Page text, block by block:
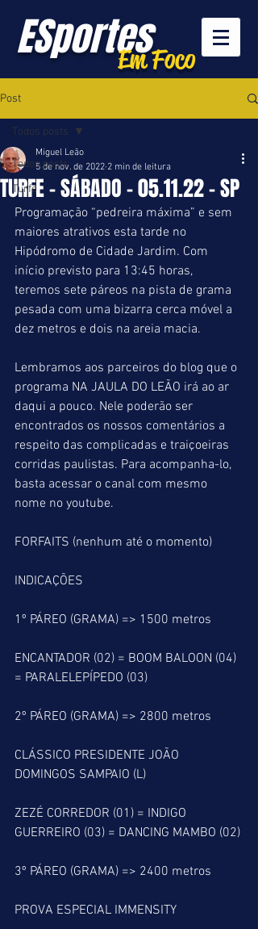
ESportesEm Foco
Post
Todos posts
Turfe
Todos posts
TURFE - SÁBADO - 05.11.22 - SP
Miguel Leão
5 de nov. de 2022 2 min de leitura
Programação “pedreira máxima” e sem
maiores atrativos esta tarde no
Hipódromo de Cidade Jardim. Com
início previsto para 13:45 horas,
teremos sete páreos na pista de grama
pesada com uma bizarra cerca móvel a
dez metros e dois na areia macia.
Lembramos aos parceiros do blog que o
programa NA JAULA DO LEÃO irá ao ar
daqui a pouco. Nele poderão ser
encontrados os nossos comentários a
respeito das complicadas e traiçoeiras
corridas paulistas. Para acompanha-lo,
basta acessar o canal com mesmo
nome no youtube.
FORFAITS (nenhum até o momento)
INDICAÇÕES
1º PÁREO (GRAMA) => 1500 metros
ENCANTADOR (02) = BOOM BALOON (04)
= PARALELEPÍPEDO (03)
2º PÁREO (GRAMA) => 2800 metros
CLÁSSICO PRESIDENTE JOÃO
DOMINGOS SAMPAIO (L)
ZEZÉ CORREDOR (01) = INDIGO
GUERREIRO (03) = DANCING MAMBO (02)
3º PÁREO (GRAMA) => 2400 metros
PROVA ESPECIAL IMMENSITY